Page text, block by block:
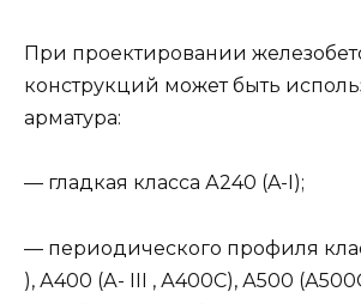
При проектировании
конструкций может быть
арматура:
— гладкая класса А240 (A-I);
— периодического профиля
), А400 (А- III , А400С), А500